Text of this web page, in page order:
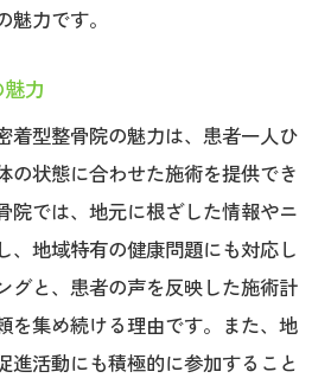
力です。
力
着型整骨院の魅力は、患者一人ひ
の状態に合わせた施術を提供でき
院では、地元に根ざした情報やニ
、地域特有の健康問題にも対応し
グと、患者の声を反映した施術計
を集め続ける理由です。また、地
進活動にも積極的に参加すること